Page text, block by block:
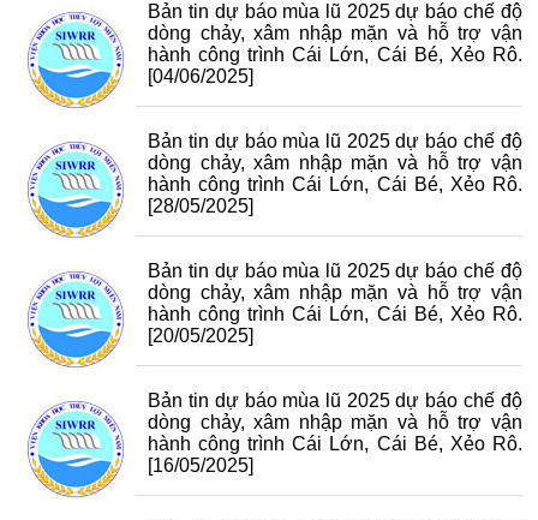
Bản tin dự báo mùa lũ 2025 dự báo chế độ
dòng chảy, xâm nhập mặn và hỗ trợ vận
hành công trình Cái Lớn, Cái Bé, Xẻo Rô.
[04/06/2025]
Bản tin dự báo mùa lũ 2025 dự báo chế độ
dòng chảy, xâm nhập mặn và hỗ trợ vận
hành công trình Cái Lớn, Cái Bé, Xẻo Rô.
[28/05/2025]
Bản tin dự báo mùa lũ 2025 dự báo chế độ
dòng chảy, xâm nhập mặn và hỗ trợ vận
hành công trình Cái Lớn, Cái Bé, Xẻo Rô.
[20/05/2025]
Bản tin dự báo mùa lũ 2025 dự báo chế độ
dòng chảy, xâm nhập mặn và hỗ trợ vận
hành công trình Cái Lớn, Cái Bé, Xẻo Rô.
[16/05/2025]